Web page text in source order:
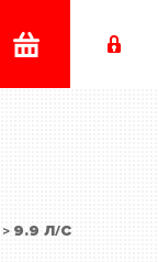
> 9.9 Л/С